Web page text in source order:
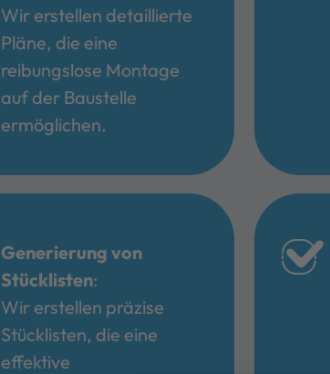
Wir erstellen detaillierte
Pläne, die eine
reibungslose Montage
auf der Baustelle
ermöglichen.
Generierung von
Stücklisten:
Wir erstellen präzise
Stücklisten, die eine
effektive